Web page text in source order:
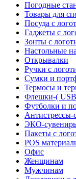
Погодные
Товары для
Посуда с
Гаджеты с
Зонты с
Настольные
Открывалки
Ручки с
Сумки и
Термосы и
Флешки-( USB
Футболки и
Антистрессы-
ЭКО-
Пакеты с
POS
Офис
Женщинам
Мужчинам